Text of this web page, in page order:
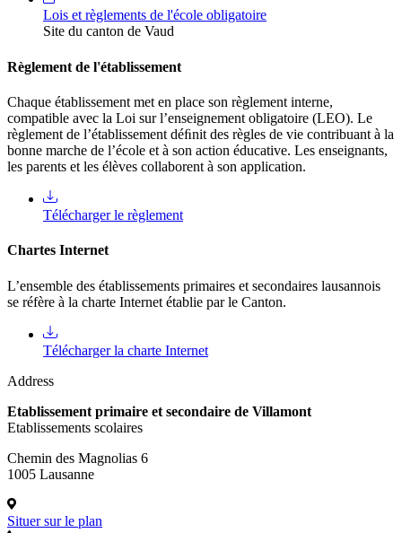
Lois et règlements de l'école obligatoire
Site du canton de Vaud
Règlement de l'établissement
Chaque établissement met en place son règlement interne,
compatible avec la Loi sur l’enseignement obligatoire (LEO). Le
règlement de l’établissement déﬁnit des règles de vie contribuant à la
bonne marche de l’école et à son action éducative. Les enseignants,
les parents et les élèves collaborent à son application.
Télécharger le règlement
Chartes Internet
L’ensemble des établissements primaires et secondaires lausannois
se réfère à la charte Internet établie par le Canton.
Télécharger la charte Internet
Address
Etablissement primaire et secondaire de Villamont
Etablissements scolaires
Chemin des Magnolias 6
1005 Lausanne
Situer sur le plan